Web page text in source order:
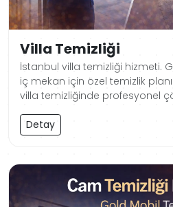
Villa Temizliği
İstanbul villa temizliği hizmeti.
iç mekan için özel temizlik
villa temizliğinde profesyonel
Detay